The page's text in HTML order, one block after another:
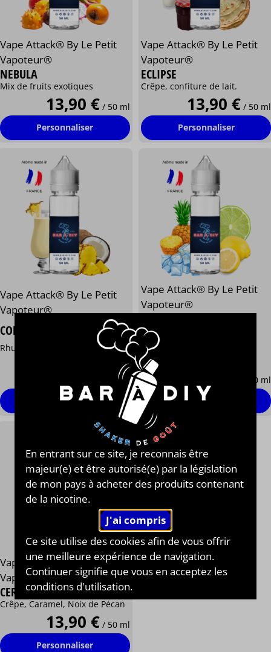
Vape Attack® By Le Petit
Vapoteur®
NEBULA
Mix de fruits exotiques
13,90 € / 50 ml
Personnaliser
Vape Attack® By Le Petit
Vapoteur®
ECLIPSE
Crêpe, confiture de lait.
13,90 € / 50 ml
Personnaliser
Vape Attack® By Le Petit
Vapoteur®
COMETE
Rhum, Ananas, Noix de coco
/ 50 ml
Personnaliser
Vape Attack® By Le Petit
Vapoteur®
SIRUS
⋆⋆
⋆⋆
Citron jaune et vert, Ananas,
Frais
/ 50 ml
Personnaliser
Vape Attack® By Le Petit
Vapoteur®
CEREBRA
Crêpe, Caramel, Noix de Pécan
13,90 € / 50 ml
Personnaliser
En entrant sur ce site, je reconnais être
majeur(e) et être autorisé(e) par la législation
de mon pays à acheter des produits contenant
de la nicotine.
Ce site utilise des cookies afin de vous offrir
une meilleure expérience de navigation.
Continuer signifie que vous en acceptez les
conditions d'utilisation.